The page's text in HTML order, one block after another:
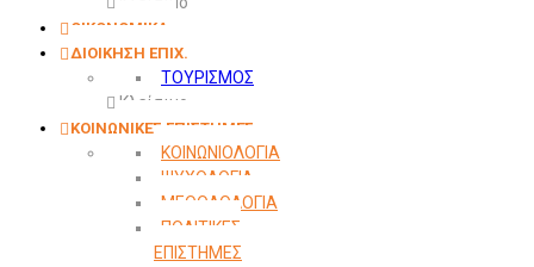
ΟΙΚΟΝΟΜΙΚΑ
ΔΙΟΙΚΗΣΗ ΕΠΙΧ.
ΤΟΥΡΙΣΜΟΣ
Κλείσιμο
ΚΟΙΝΩΝΙΚΕΣ ΕΠΙΣΤΗΜΕΣ
ΚΟΙΝΩΝΙΟΛΟΓΙΑ
ΨΥΧΟΛΟΓΙΑ
ΜΕΘΟΔΟΛΟΓΙΑ
ΠΟΛΙΤΙΚΕΣ
ΕΠΙΣΤΗΜΕΣ